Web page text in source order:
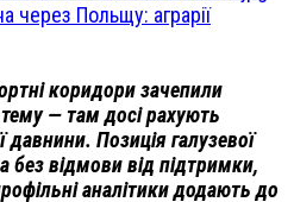
через Польщу: аграрії
коридори зачепили
— там досі рахують
давнини. Позиція галузевої
без відмови від підтримки,
аналітики додають до